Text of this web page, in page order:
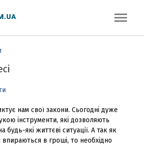
нам свої закони. Сьогодні дуже
інструменти, які дозволяють
будь-які життєві ситуації. А так як
впираються в гроші, то необхідно